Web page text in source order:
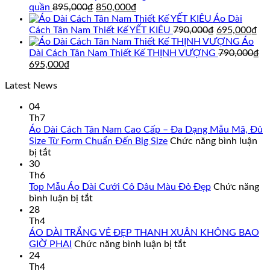
595,000₫.
quần 895,000₫ Giá
gốc
là:
895,000₫.
850,000₫
hiện
tại
là:
850,000₫.
Áo Dài
Cách Tân Nam Thiết Kế YẾT KIÊU 790,000₫ Giá
gốc
là:
695,000₫
tại
Áo
Dài Cách Tân Nam Thiết Kế THỊNH VƯỢNG 790,000₫
Giá
là:
695,000₫
Latest News
04
Th7
Áo Dài Cách Tân Nam Cao Cấp – Đa Dạng Mẫu Mã, Đủ
Size Từ Form Chuẩn Đến Big Size Chức năng bình luận
bị tắtở
Cách
Tân
Cấp
–
30
Th6
Top Mẫu Áo Dài Cưới Cô Dâu Màu Đỏ Đẹp Chức năng
bình luận bị tắtở
Áo
Dài
28
Th4
ÁO DÀI TRẮNG VẺ ĐẸP THANH XUÂN KHÔNG BAO
GIỜ PHAI Chức năng bình luận bị tắtở
24
Th4